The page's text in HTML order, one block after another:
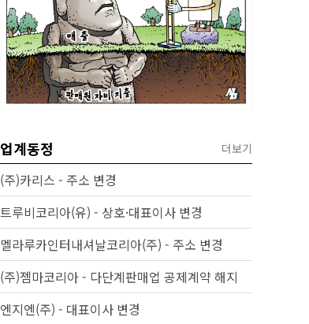
업계동정 더보기
(주)카리스 - 주소 변경
트루비코리아(유) - 상호·대표이사 변경
멜라루카인터내셔날코리아(주) - 주소 변경
(주)젬마코리아 - 다단계판매업 공제계약 해지
엔지엔(주) - 대표이사 변경